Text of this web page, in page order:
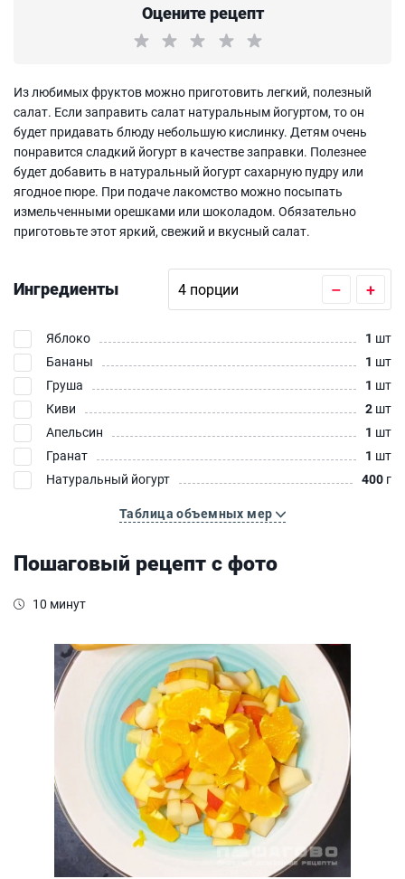
Оцените рецепт
Из любимых фруктов можно приготовить легкий, полезный
салат. Если заправить салат натуральным йогуртом, то он
будет придавать блюду небольшую кислинку. Детям очень
понравится сладкий йогурт в качестве заправки. Полезнее
будет добавить в натуральный йогурт сахарную пудру или
ягодное пюре. При подаче лакомство можно посыпать
измельченными орешками или шоколадом. Обязательно
приготовьте этот яркий, свежий и вкусный салат.
Ингредиенты – +
Яблоко 1 шт
Бананы
1 шт
Груша
1 шт
Киви
2 шт
Апельсин
1 шт
Гранат
1 шт
Натуральный йогурт
400 г
Таблица объемных мер
Пошаговый рецепт с фото
10 минут